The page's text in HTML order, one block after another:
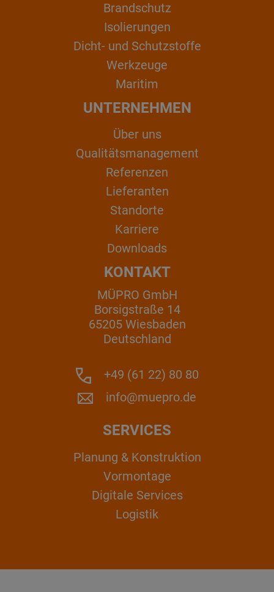
Brandschutz
Isolierungen
Dicht- und Schutzstoffe
Werkzeuge
Maritim
UNTERNEHMEN
Über uns
Qualitätsmanagement
Referenzen
Lieferanten
Standorte
Karriere
Downloads
KONTAKT
MÜPRO GmbH
Borsigstraße 14
65205 Wiesbaden
Deutschland
+49 (61 22) 80 80
info@muepro.de
SERVICES
Planung & Konstruktion
Vormontage
Digitale Services
Logistik